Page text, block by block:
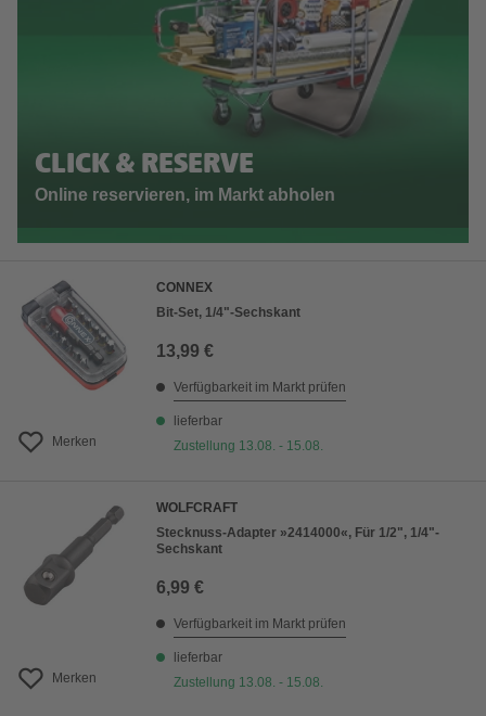
CLICK & RESERVE
Online reservieren, im Markt abholen
Merken
CONNEX
Bit-Set, 1/4"-Sechskant
13,99 €
Verfügbarkeit im Markt prüfen
lieferbar
Zustellung 13.08. - 15.08.
Merken
WOLFCRAFT
Stecknuss-Adapter »2414000«, Für 1/2", 1/4"-
Sechskant
6,99 €
Verfügbarkeit im Markt prüfen
lieferbar
Zustellung 13.08. - 15.08.